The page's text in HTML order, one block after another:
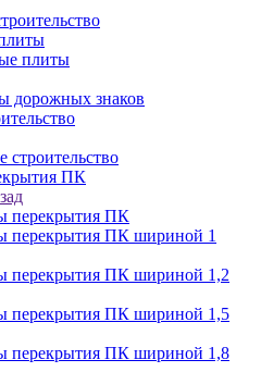
плиты
дорожных знаков
строительство
ПК
перекрытия ПК
перекрытия ПК шириной 1
перекрытия ПК шириной 1,2
перекрытия ПК шириной 1,5
перекрытия ПК шириной 1,8